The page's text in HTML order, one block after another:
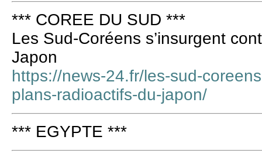
*** COREE DU SUD ***
Les Sud-Coréens s’insurgent
Japon
https://news-24.fr/les-sud-
plans-radioactifs-du-japon/
*** EGYPTE ***